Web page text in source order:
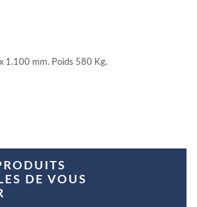
1.100 mm. Poids 580 Kg.
DE VOUS